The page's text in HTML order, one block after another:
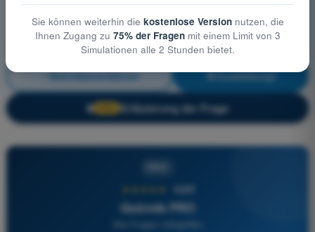
Betriebsverfahren Ausbildung!
🔒 Erläuterung der Frage
4,6/5
Quizvds PRO
Alle Fragen inbegriffen
Sie können weiterhin die kostenlose Versionnutzen, die
Ihnen Zugang zu 75% der Fragenmit einem Limit von 3
Simulationen alle 2 Stunden bietet.